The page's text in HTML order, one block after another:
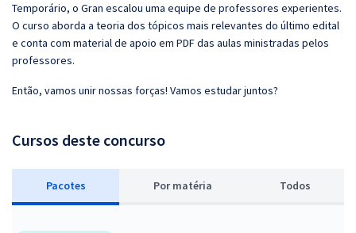
Temporário, o Gran escalou uma equipe de professores experientes.
O curso aborda a teoria dos tópicos mais relevantes do último edital
e conta com material de apoio em PDF das aulas ministradas pelos
professores.
Então, vamos unir nossas forças! Vamos estudar juntos?
Cursos deste concurso
Pacotes Por matéria Todos